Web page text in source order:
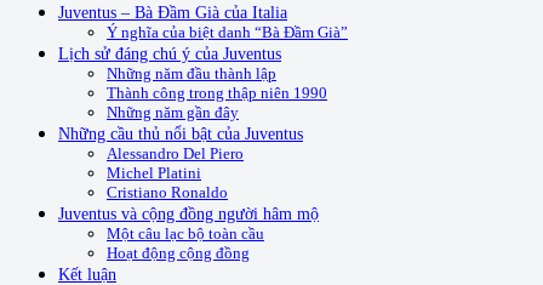
Juventus – Bà Đầm Già của Italia
Ý nghĩa của biệt danh “Bà Đầm Già”
Lịch sử đáng chú ý của Juventus
Những năm đầu thành lập
Thành công trong thập niên 1990
Những năm gần đây
Những cầu thủ nổi bật của Juventus
Alessandro Del Piero
Michel Platini
Cristiano Ronaldo
Juventus và cộng đồng người hâm mộ
Một câu lạc bộ toàn cầu
Hoạt động cộng đồng
Kết luận